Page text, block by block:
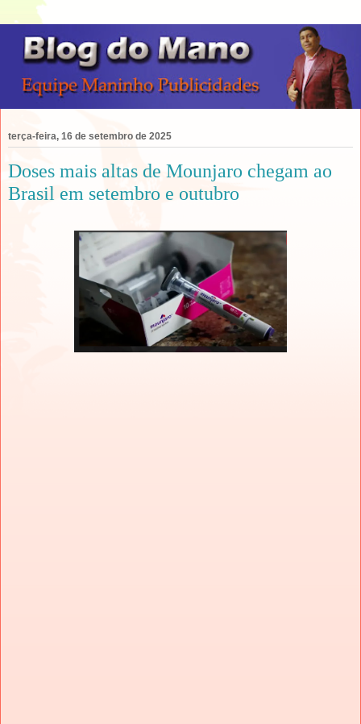
terça-feira, 16 de setembro de 2025
Doses mais altas de Mounjaro chegam ao
Brasil em setembro e outubro